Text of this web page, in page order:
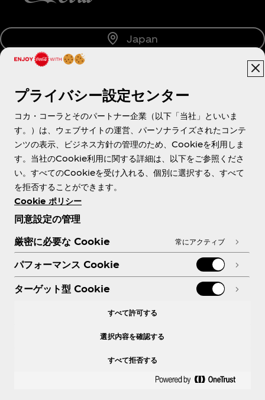
Japan
About us
Need help?
各種ポリシー
プライバシー設定センター
コカ・コーラとそのパートナー企業（以下「当社」といいま
す。）は、ウェブサイトの運営、パーソナライズされたコンテ
ンツの表示、ビジネス方針の管理のため、Cookieを利用しま
す。当社のCookie利用に関する詳細は、以下をご参照くださ
い。すべてのCookieを受け入れる、個別に選択する、すべて
を拒否することができます。
Cookie ポリシー
同意設定の管理
厳密に必要な Cookie
常にアクティブ
パフォーマンス Cookie
ターゲット型 Cookie
すべて許可する
すべて拒否する
選択内容を確認する